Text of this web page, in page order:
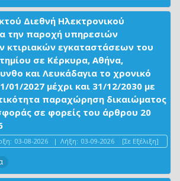
Διεθνή Ηλεκτρονικού
την παροχή υπηρεσιών
κτιριακών εγκαταστάσεων του
σε Κέρκυρα, Αθήνα,
και Λευκάδαγια το χρονικό
01/2027 μέχρι και 31/12/2030 με
παραχώρηση δικαιώματος
σε φορείς του άρθρου 20
03-08-2026 | Λήξη: 03-09-2026 [Σε Εξέλιξη]